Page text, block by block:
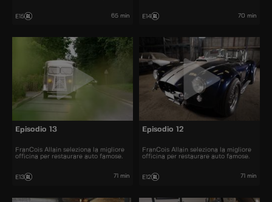
E15 65 min E14 70 min
Episodio 13
FranCois Allain seleziona la migliore
officina per restaurare auto famose.
E13 71 min
Episodio 12
FranCois Allain seleziona la migliore
officina per restaurare auto famose.
E12 71 min